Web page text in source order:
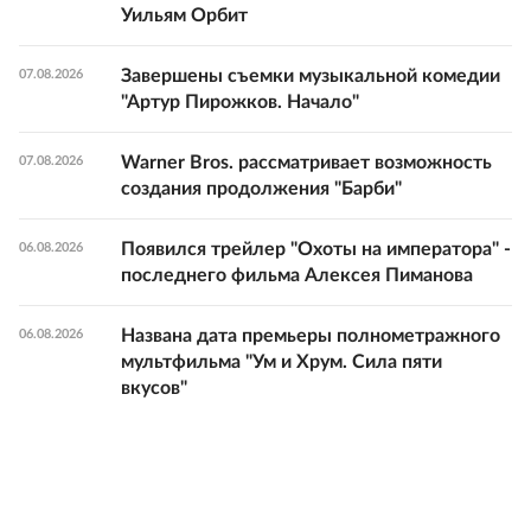
Уильям Орбит
07.08.2026
Завершены съемки музыкальной комедии
"Артур Пирожков. Начало"
07.08.2026
Warner Bros. рассматривает возможность
создания продолжения "Барби"
06.08.2026
Появился трейлер "Охоты на императора" -
последнего фильма Алексея Пиманова
06.08.2026
Названа дата премьеры полнометражного
мультфильма "Ум и Хрум. Сила пяти
вкусов"